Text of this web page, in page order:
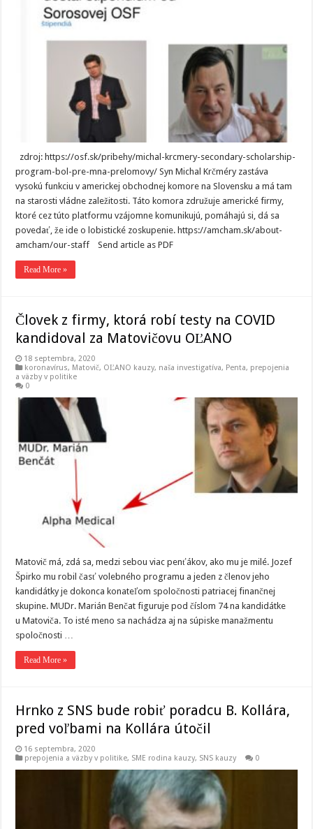
zdroj: https://osf.sk/pribehy/michal-krcmery-secondary-scholarship-
program-bol-pre-mna-prelomovy/ Syn Michal Krčméry zastáva
vysokú funkciu v americkej obchodnej komore na Slovensku a má tam
na starosti vládne zaležitosti. Táto komora združuje americké firmy,
ktoré cez túto platformu vzájomne komunikujú, pomáhajú si, dá sa
povedať, že ide o lobistické zoskupenie. https://amcham.sk/about-
amcham/our-staff Send article as PDF
Read More »
Človek z firmy, ktorá robí testy na COVID
kandidoval za Matovičovu OĽANO
18 septembra, 2020
koronavírus, Matovič, OĽANO kauzy, naša investigatíva, Penta, prepojenia
a väzby v politike
0
Matovič má, zdá sa, medzi sebou viac penťákov, ako mu je milé. Jozef
Špirko mu robil časť volebného programu a jeden z členov jeho
kandidátky je dokonca konateľom spoločnosti patriacej finančnej
skupine. MUDr. Marián Benčat figuruje pod číslom 74 na kandidátke
u Matoviča. To isté meno sa nachádza aj na súpiske manažmentu
spoločnosti …
Read More »
Hrnko z SNS bude robiť poradcu B. Kollára,
pred voľbami na Kollára útočil
16 septembra, 2020
prepojenia a väzby v politike, SME rodina kauzy, SNS kauzy 0